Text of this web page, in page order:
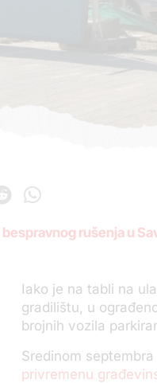
bespravnog rušenja u
Iako je na tabli na
gradilištu, u
brojnih vozila
Sredinom
privremenu